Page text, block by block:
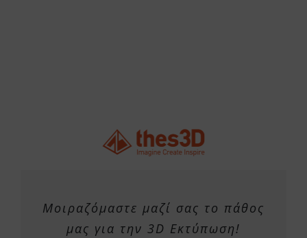
Μοιραζόμαστε μαζί σας το πάθος
μας για την 3D Εκτύπωση!